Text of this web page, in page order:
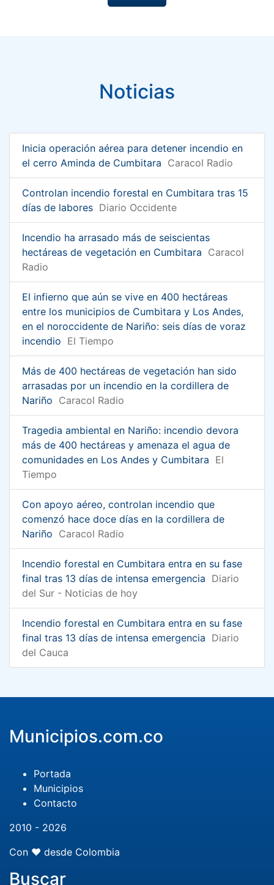
Noticias
Inicia operación aérea para detener incendio en
el cerro Aminda de Cumbitara Caracol Radio
Controlan incendio forestal en Cumbitara tras 15
días de labores Diario Occidente
Incendio ha arrasado más de seiscientas
hectáreas de vegetación en Cumbitara Caracol
Radio
El infierno que aún se vive en 400 hectáreas
entre los municipios de Cumbitara y Los Andes,
en el noroccidente de Nariño: seis días de voraz
incendio El Tiempo
Más de 400 hectáreas de vegetación han sido
arrasadas por un incendio en la cordillera de
Nariño Caracol Radio
Tragedia ambiental en Nariño: incendio devora
más de 400 hectáreas y amenaza el agua de
comunidades en Los Andes y Cumbitara El
Tiempo
Con apoyo aéreo, controlan incendio que
comenzó hace doce días en la cordillera de
Nariño Caracol Radio
Incendio forestal en Cumbitara entra en su fase
final tras 13 días de intensa emergencia Diario
del Sur - Noticias de hoy
Incendio forestal en Cumbitara entra en su fase
final tras 13 días de intensa emergencia Diario
del Cauca
Municipios.com.co
Portada
Municipios
Contacto
2010 - 2026
Con ❤️ desde Colombia
Buscar